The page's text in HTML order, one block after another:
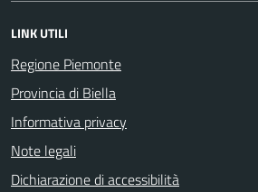
LINK UTILI
Regione Piemonte
Provincia di Biella
Informativa privacy
Note legali
Dichiarazione di accessibilità